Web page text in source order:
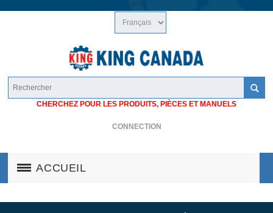
/**/
CHERCHEZ POUR LES PRODUITS, PIÈCES ET MANUELS
CONNECTION
ACCUEIL